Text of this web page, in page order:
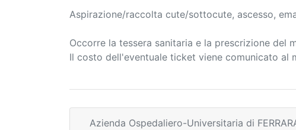
Aspirazione/raccolta cute/sottocute, ascesso,
Occorre la tessera sanitaria e la prescrizione del
Il costo dell'eventuale ticket viene comunicato al
Azienda Ospedaliero-Universitaria di